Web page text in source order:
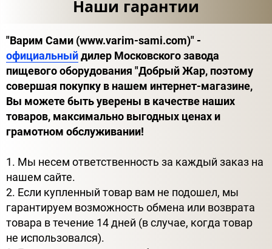
Наши гарантии
"Варим Сами (www.varim-sami.com)" -
официальныйдилер Московского завода
пищевого оборудования "Добрый Жар, поэтому
совершая покупку в нашем интернет-магазине,
Вы можете быть уверены в качестве наших
товаров, максимально выгодных ценах и
грамотном обслуживании!
1. Мы несем ответственность за каждый заказ на
нашем сайте.
2. Если купленный товар вам не подошел, мы
гарантируем возможность обмена или возврата
товара в течение 14 дней (в случае, когда товар
не использовался).